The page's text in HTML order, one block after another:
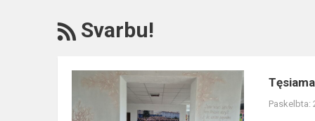
RSS
Svarbu!
Tęsiamas
į
Paskelbta: